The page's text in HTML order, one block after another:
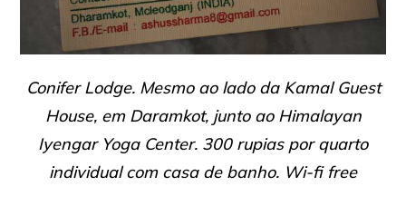
Conifer Lodge. Mesmo ao lado da Kamal Guest
House, em Daramkot, junto ao Himalayan
Iyengar Yoga Center. 300 rupias por quarto
individual com casa de banho. Wi-fi free